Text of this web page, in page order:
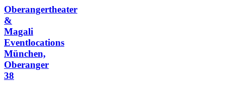
Oberangertheater
&
Magali
Eventlocations
München,
Oberanger
38